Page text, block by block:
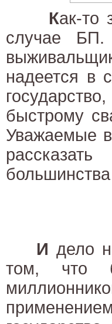
Как-то
случае БП.
надеется в
быстрому
Уважаемые
И дело
том, что